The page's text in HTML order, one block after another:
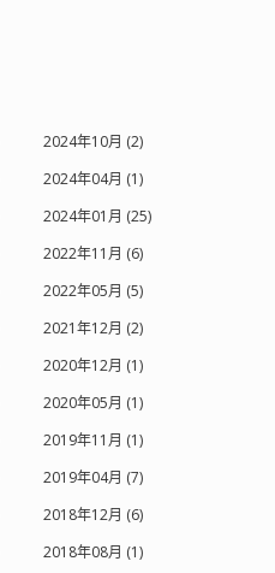
2024年10月 (2)
2024年04月 (1)
2024年01月 (25)
2022年11月 (6)
2022年05月 (5)
2021年12月 (2)
2020年12月 (1)
2020年05月 (1)
2019年11月 (1)
2019年04月 (7)
2018年12月 (6)
2018年08月 (1)